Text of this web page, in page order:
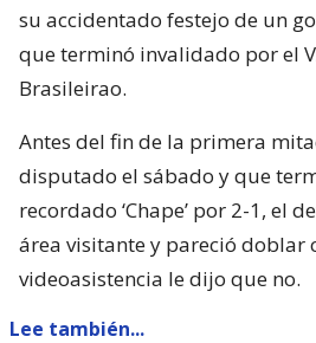
su accidentado festejo de un
que terminó invalidado por el
Brasileirao.
Antes del fin de la primera
disputado el sábado y que
recordado ‘Chape’ por 2-1, el
área visitante y pareció doblar
videoasistencia le dijo que no.
Lee también...